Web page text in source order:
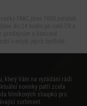
který Vám na vyžádání rádi
novinky patří zcela
hliníkových sloupků pro
sortiment.